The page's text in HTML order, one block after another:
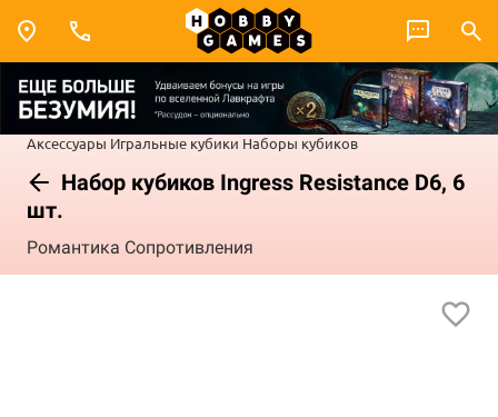
Аксессуары Игральные кубики Наборы кубиков
Набор кубиков Ingress Resistance D6, 6
шт.
Романтика Сопротивления